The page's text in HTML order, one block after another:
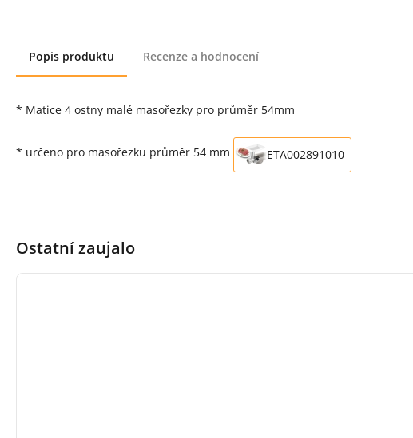
Popis produktu
Recenze a hodnocení
* Matice 4 ostny malé masořezky pro průměr 54mm
* určeno pro masořezku průměr 54 mm ETA002891010
Ostatní zaujalo